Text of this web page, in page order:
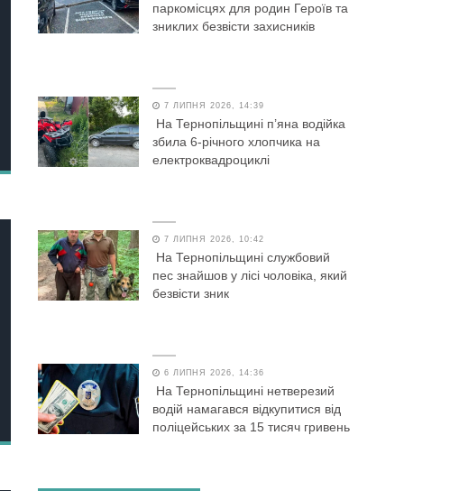
паркомісцях для родин Героїв та
зниклих безвісти захисників
7 ЛИПНЯ 2026, 14:39
На Тернопільщині п’яна водійка
збила 6-річного хлопчика на
електроквадроциклі
7 ЛИПНЯ 2026, 10:42
На Тернопільщині службовий
пес знайшов у лісі чоловіка, який
безвісти зник
6 ЛИПНЯ 2026, 14:36
На Тернопільщині нетверезий
водій намагався відкупитися від
поліцейських за 15 тисяч гривень